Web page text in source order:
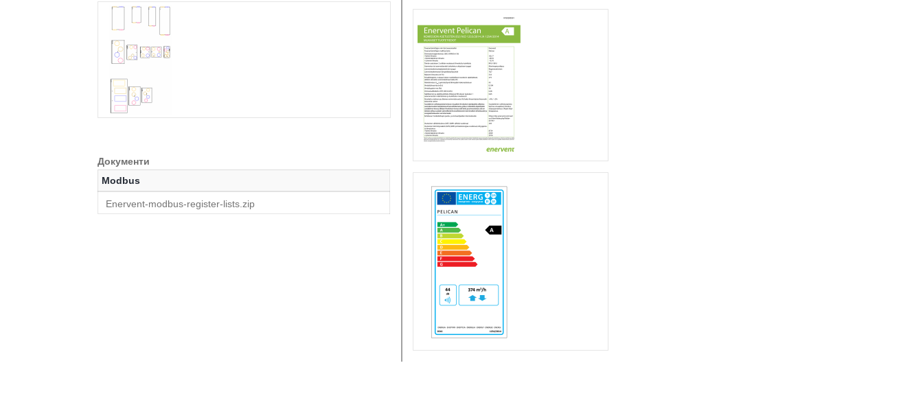
Документи
Modbus
Enervent-modbus-register-lists.zip